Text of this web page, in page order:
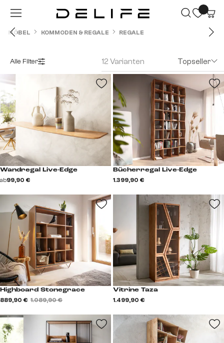
Zum Hauptinhalt springen
MÖBEL KOMMODEN & REGALE REGALE
Alle Filter 12 Varianten Topseller
Wandregal Live-Edge
ab99,90 €
Bücherregal Live-Edge
1.399,90 €
Highboard Stonegrace
889,90 € 1.089,90 €
Vitrine Taza
1.499,90 €